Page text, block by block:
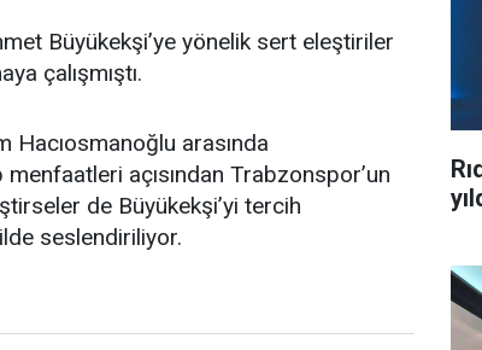
Büyükekşi’ye yönelik sert eleştiriler
çalışmıştı.
arasında
açısından Trabzonspor’un
de Büyükekşi’yi tercih
seslendiriliyor.